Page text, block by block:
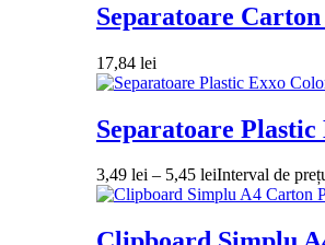
Separatoare
17,84 lei
Separatoare
3,49 lei – 5,45 leiInterval de